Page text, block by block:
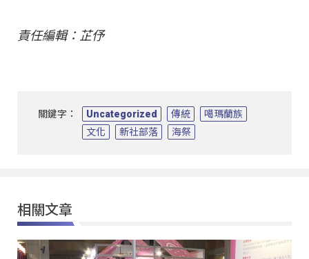
責任編輯：芷伃
關鍵字： Uncategorized 傳統
噶瑪蘭族
文化
新社部落 海祭
相關文章